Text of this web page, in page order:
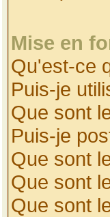
Mise en
Qu'est-ce
Puis-je
Que sont
Puis-je
Que sont
Que sont
Que sont